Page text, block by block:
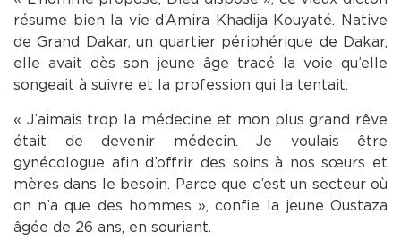
résume bien la vie d’Amira Khadija Kouyaté. Native
de Grand Dakar, un quartier périphérique de Dakar,
elle avait dès son jeune âge tracé la voie qu’elle
songeait à suivre et la profession qui la tentait.
« J’aimais trop la médecine et mon plus grand rêve
était de devenir médecin. Je voulais être
gynécologue afin d’offrir des soins à nos sœurs et
mères dans le besoin. Parce que c’est un secteur où
on n’a que des hommes », confie la jeune Oustaza
âgée de 26 ans, en souriant.